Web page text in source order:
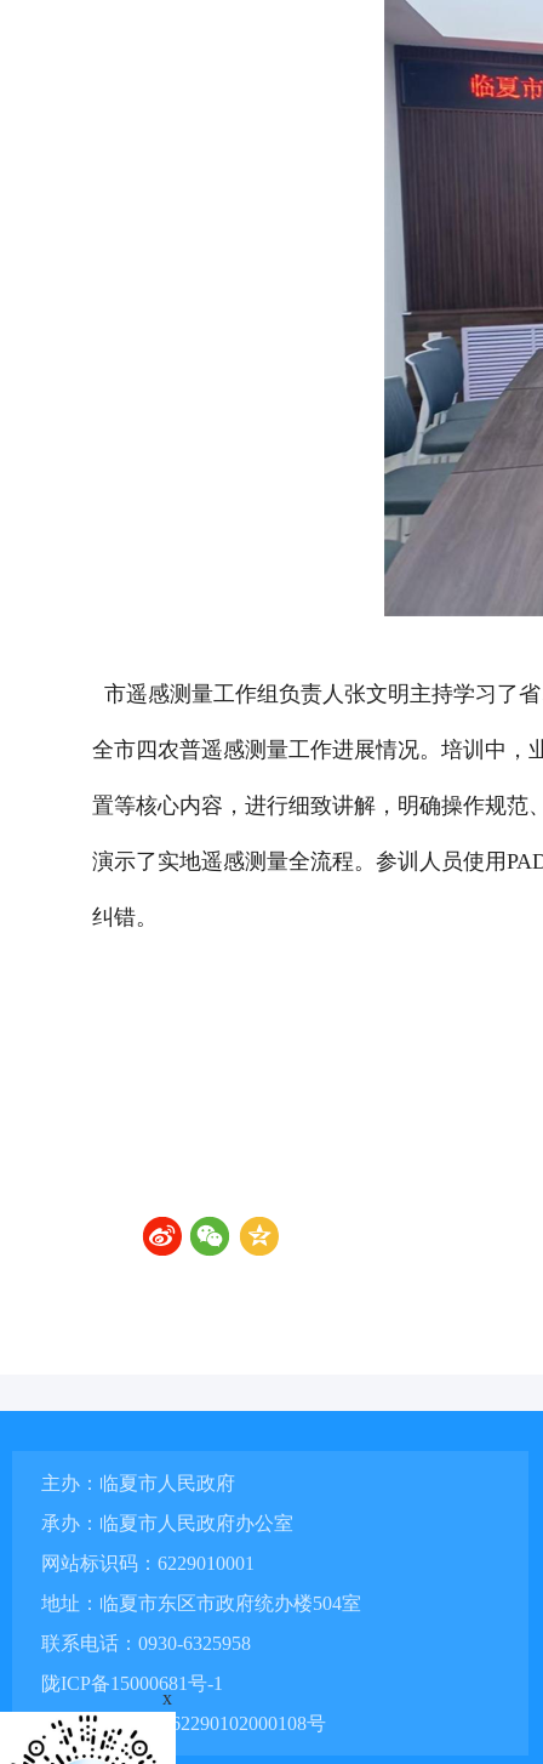
市遥感测量工作组负责人张文明主持学习了
全市四农普遥感测量工作进展情况。培训中，
置等核心内容，进行细致讲解，明确操作规范
演示了实地遥感测量全流程。参训人员使用
纠错。
主办：临夏市人民政府
承办：临夏市人民政府办公室
网站标识码：6229010001
地址：临夏市东区市政府统办楼504室
联系电话：0930-6325958
陇ICP备15000681号-1
甘公网安备 62290102000108号
x